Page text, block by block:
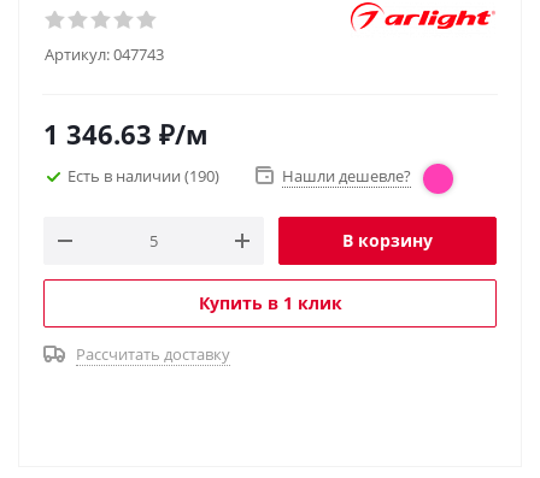
Артикул:047743
1 346.63 ₽/м
Есть в наличии (190) Нашли дешевле?
В корзину
Купить в 1 клик
Рассчитать доставку